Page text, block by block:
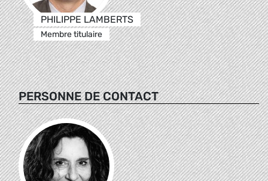
PHILIPPE LAMBERTS
Membre titulaire
PERSONNE DE CONTACT